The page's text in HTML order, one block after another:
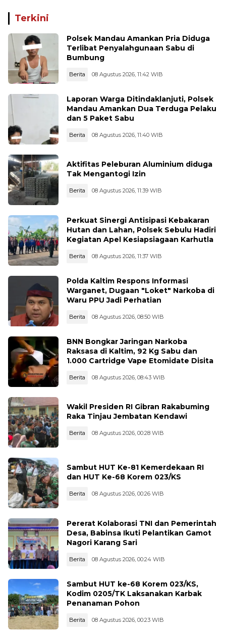
Perhatian
Terkini
Polsek Mandau Amankan Pria Diduga
Terlibat Penyalahgunaan Sabu di
Bumbung
Berita 08 Agustus 2026, 11:42 WIB
Laporan Warga Ditindaklanjuti, Polsek
Mandau Amankan Dua Terduga Pelaku
dan 5 Paket Sabu
Berita 08 Agustus 2026, 11:40 WIB
Aktifitas Peleburan Aluminium diduga
Tak Mengantogi Izin
Berita 08 Agustus 2026, 11:39 WIB
Perkuat Sinergi Antisipasi Kebakaran
Hutan dan Lahan, Polsek Sebulu Hadiri
Kegiatan Apel Kesiapsiagaan Karhutla
Berita 08 Agustus 2026, 11:37 WIB
Polda Kaltim Respons Informasi
Warganet, Dugaan "Loket" Narkoba di
Waru PPU Jadi Perhatian
Berita 08 Agustus 2026, 08:50 WIB
BNN Bongkar Jaringan Narkoba
Raksasa di Kaltim, 92 Kg Sabu dan
1.000 Cartridge Vape Etomidate Disita
Berita 08 Agustus 2026, 08:43 WIB
Wakil Presiden RI Gibran Rakabuming
Raka Tinjau Jembatan Kendawi
Berita 08 Agustus 2026, 00:28 WIB
Sambut HUT Ke-81 Kemerdekaan RI
dan HUT Ke-68 Korem 023/KS
Berita 08 Agustus 2026, 00:26 WIB
Pererat Kolaborasi TNI dan Pemerintah
Desa, Babinsa Ikuti Pelantikan Gamot
Nagori Karang Sari
Berita 08 Agustus 2026, 00:24 WIB
Sambut HUT ke-68 Korem 023/KS,
Kodim 0205/TK Laksanakan Karbak
Penanaman Pohon
Berita 08 Agustus 2026, 00:23 WIB